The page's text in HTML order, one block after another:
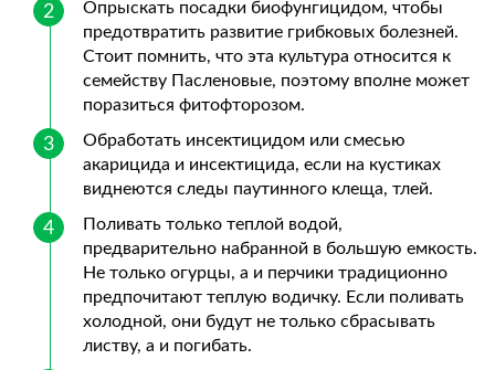
Опрыскать посадки биофунгицидом, чтобы
предотвратить развитие грибковых болезней.
Стоит помнить, что эта культура относится к
семейству Пасленовые, поэтому вполне может
поразиться фитофторозом.
Обработать инсектицидом или смесью
акарицида и инсектицида, если на кустиках
виднеются следы паутинного клеща, тлей.
Поливать только теплой водой,
предварительно набранной в большую емкость.
Не только огурцы, а и перчики традиционно
предпочитают теплую водичку. Если поливать
холодной, они будут не только сбрасывать
листву, а и погибать.